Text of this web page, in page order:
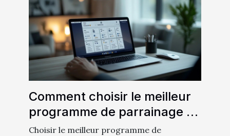
Comment choisir le meilleur
programme de parrainage en
ligne ?
Choisir le meilleur programme de